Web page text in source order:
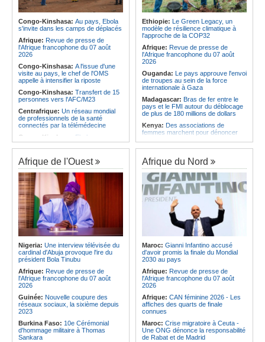
Afrique:AfroBasket U18 (F) - Le
Sénégal craque au 3e quart-temps
et s'incline face à la Tunisie (44-43)
Afrique du Nord:Santé - La
Tunisie troisième pays arabe et 49e
au monde
Angola:La nouvelle loi renforce la
protection des institutions contre les
cyberattaques, selon Mário Oliveira
Angola:Le pays criminalise la
diffusion de fausses informations
sur Internet
Congo-Kinshasa: Au pays, Ebola
s'invite dans les camps de déplacés
Afrique: Revue de presse de
l'Afrique francophone du 07 août
2026
Congo-Kinshasa: A l'issue d'une
visite au pays, le chef de l'OMS
appelle à intensifier la riposte
Congo-Kinshasa: Transfert de 15
personnes vers l'AFC/M23
Centrafrique: Un réseau mondial
de professionnels de la santé
connectés par la télémédecine
Congo-Kinshasa: Ebola au pays -
Africa CDC mise sur les
communautés
Afrique Centrale:L'explosion de la
demande de viande de brousse
extermine la faune sauvage
Congo-Kinshasa:Après l'accord
avec une branche des FDLR, les
zones d'ombre persistent
Centrafrique: Un gendarme détenu
par le groupe armé AAKG retrouve
la liberté
Rome et Kigali discutent
d'une possible externalisation au
pays des procédures d'asile à
destination de l'Italie
Ethiopie: Le Green Legacy, un
modèle de résilience climatique à
l'approche de la COP32
Afrique: Revue de presse de
l'Afrique francophone du 07 août
2026
Ouganda: Le pays approuve l'envoi
de troupes au sein de la force
internationale à Gaza
Madagascar: Bras de fer entre le
pays et le FMI autour du déblocage
de plus de 180 millions de dollars
Kenya: Des associations de
femmes marchent pour dénoncer
Afrique:La CEA renforce les
capacités des parlementaires de
l'Afrique de l'Est
Congo-Kinshasa:
Après l'accord
avec une branche des FDLR, les
zones d'ombre persistent
Sud-Soudan:
Le pays à la croisée
des chemins, alerte l'ONU
Rwanda:Rome et Kigali discutent
d'une possible externalisation au
pays des procédures d'asile à
destination de l'Italie
Somalie:Le camp de Galkayo
frappé par une violente attaque des
Forces du Puntland
Afrique de l'Ouest
Nigeria: Une interview télévisée du
cardinal d'Abuja provoque l'ire du
président Bola Tinubu
Afrique: Revue de presse de
l'Afrique francophone du 07 août
2026
Guinée: Nouvelle coupure des
réseaux sociaux, la sixième depuis
2023
Burkina Faso: 10e Cérémonial
d'hommage militaire à Thomas
Sankara
Afrique du Nord
Maroc: Gianni Infantino accusé
d'avoir promis la finale du Mondial
2030 au pays
Afrique: Revue de presse de
l'Afrique francophone du 07 août
2026
Afrique: CAN féminine 2026 - Les
affiches des quarts de finale
connues
Maroc: Crise migratoire à Ceuta -
Une ONG dénonce la responsabilité
de Rabat et de Madrid